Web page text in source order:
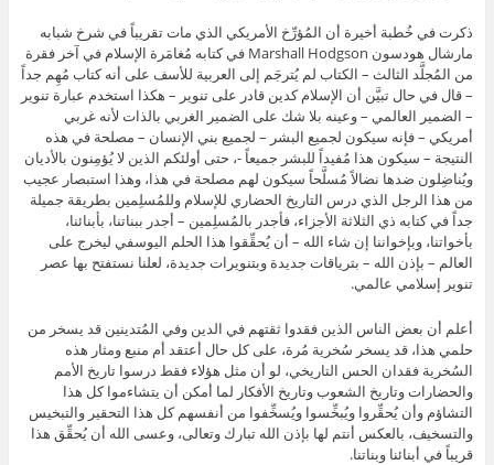
ذكرت في خُطبة أخيرة أن المُؤرِّخ الأمريكي الذي مات تقريباً في شرخ شبابه
مارشال هودسون Marshall Hodgson في كتابه مُغامَرة الإسلام في آخر فقرة
من المُجلَّد الثالث – الكتاب لم يُترجَم إلى العربية للأسف على أنه كتاب مُهِم جداً
– قال في حال تبيَّن أن الإسلام كدين قادر على تنوير – هكذا استخدم عبارة تنوير
– الضمير العالمي – وعينه بلا شك على الضمير الغربي بالذات لأنه غربي
أمريكي – فإنه سيكون لجميع البشر – لجميع بني الإنسان – مصلحة في هذه
النتيجة – سيكون هذا مُفيداً للبشر جميعاً -، حتى أولئكم الذين لا يُؤمِنون بالأديان
ويُناضِلون ضدها نضالاً مُسلَّحاً سيكون لهم مصلحة في هذا، وهذا استبصار عجيب
من هذا الرجل الذي درس التاريخ الحضاري للإسلام وللمُسلِمين بطريقة جميلة
جداً في كتابه ذي الثلاثة الأجزاء، فأجدر بالمُسلِمين – أجدر ببناتنا، بأبنائنا،
بأخواتنا، وبإخواننا إن شاء الله – أن يُحقِّقوا هذا الحلم اليوسفي ليخرج على
العالم – بإذن الله – بترياقات جديدة وبتنويرات جديدة، لعلنا نستفتح بها عصر
تنوير إسلامي عالمي.
أعلم أن بعض الناس الذين فقدوا ثقتهم في الدين وفي المُتدينين قد يسخر من
حلمي هذا، قد يسخر سُخرية مُرة، على كل حال أعتقد أم منبع ومثار هذه
السُخرية فقدان الحس التاريخي، لو أن مثل هؤلاء فقط درسوا تاريخ الأمم
والحضارات وتاريخ الشعوب وتاريخ الأفكار لما أمكن أن يتشاءموا كل هذا
التشاؤم وأن يُحقِّروا ويُبخِّسوا ويُسخِّفوا من أنفسهم كل هذا التحقير والتبخيس
والتسخيف، بالعكس أنتم لها بإذن الله تبارك وتعالى، وعسى الله أن يُحقِّق هذا
قريباً في أبنائنا وبناتنا.